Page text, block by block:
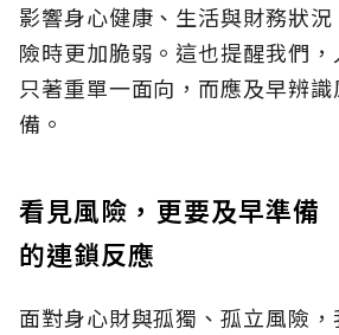
影響身心健康、生活與財務狀
險時更加脆弱。這也提醒我們
只著重單一面向，而應及早辨
備。
看見風險，更要及早準
的連鎖反應
面對身心財與孤獨、孤立風險